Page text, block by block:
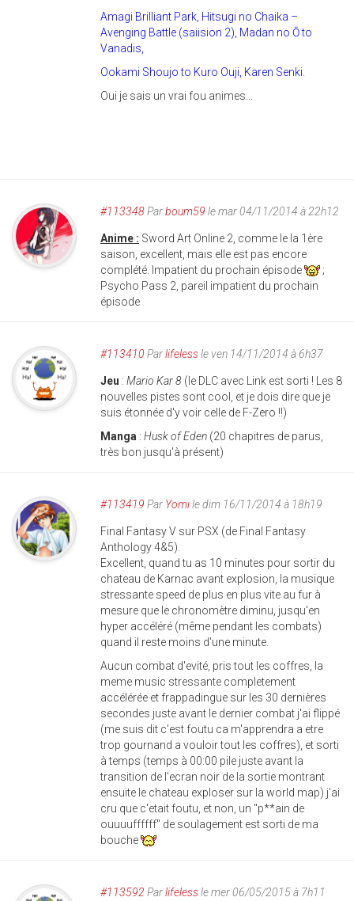
Amagi Brilliant Park, Hitsugi no Chaika –
Avenging Battle (saiision 2), Madan no Ō to
Vanadis,
Ookami Shoujo to Kuro Ouji, Karen Senki.
Oui je sais un vrai fou animes...
#113348Parboum59 le mar 04/11/2014 à 22h12
Anime : Sword Art Online 2, comme le la 1ère
saison, excellent, mais elle est pas encore
complété. Impatient du prochain épisode
;
Psycho Pass 2, pareil impatient du prochain
épisode
#113410 Parlifelessle ven 14/11/2014 à 6h37
Jeu : Mario Kar 8 (le DLC avec Link est sorti ! Les 8
nouvelles pistes sont cool, et je dois dire que je
suis étonnée d'y voir celle de F-Zero !!)
Manga : Husk of Eden (20 chapitres de parus,
très bon jusqu'à présent)
#113419 Par Yomile dim 16/11/2014 à 18h19
Final Fantasy V sur PSX (de Final Fantasy
Anthology 4&5).
Excellent, quand tu as 10 minutes pour sortir du
chateau de Karnac avant explosion, la musique
stressante speed de plus en plus vite au fur à
mesure que le chronomètre diminu, jusqu'en
hyper accéléré (même pendant les combats)
quand il reste moins d'une minute.
Aucun combat d'evité, pris tout les coffres, la
meme music stressante completement
accélérée et frappadingue sur les 30 dernières
secondes juste avant le dernier combat j'ai flippé
(me suis dit c'est foutu ca m'apprendra a etre
trop gournand a vouloir tout les coffres), et sorti
à temps (temps à 00:00 pile juste avant la
transition de l'ecran noir de la sortie montrant
ensuite le chateau exploser sur la world map) j'ai
cru que c'etait foutu, et non, un "p**ain de
ouuuuffffff" de soulagement est sorti de ma
bouche
#113592 Parlifelessle mer 06/05/2015 à 7h11